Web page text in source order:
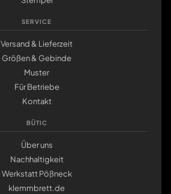
SERVICE
Versand & Lieferzeit
Größen & Gebinde
Muster
Für Betriebe
Kontakt
BÜTIC
Über uns
Nachhaltigkeit
Werkstatt Pößneck
klemmbrett.de